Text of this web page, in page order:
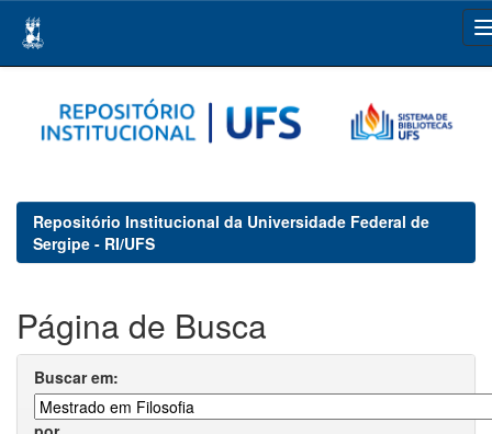
navigation
Repositório Institucional da Universidade Federal de
Sergipe - RI/UFS
Página de Busca
Buscar em: